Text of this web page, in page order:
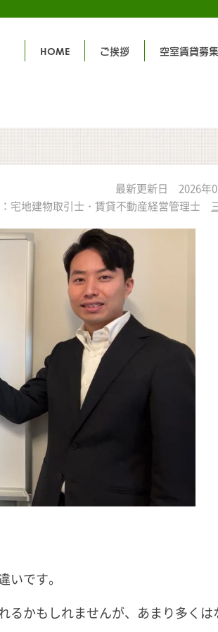
HOME ご挨拶 空室賃貸募集
最新更新日 2026年
宅地建物取引士・賃貸不動産経営管理士
いです。
るかもしれませんが、あまり多くは